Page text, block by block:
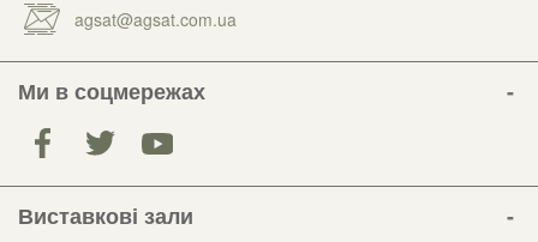
agsat@agsat.com.ua
Ми в соцмережах
Виставкові зали